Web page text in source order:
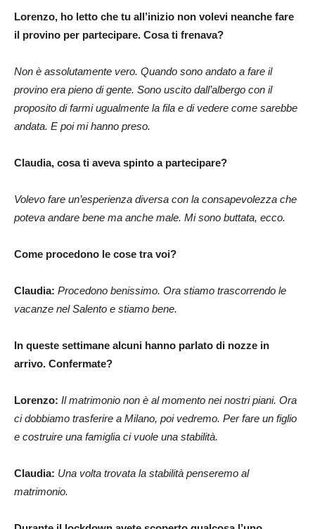
Lorenzo, ho letto che tu all’inizio non volevi neanche fare
il provino per partecipare. Cosa ti frenava?
Non è assolutamente vero. Quando sono andato a fare il
provino era pieno di gente. Sono uscito dall’albergo con il
proposito di farmi ugualmente la fila e di vedere come sarebbe
andata. E poi mi hanno preso.
Claudia, cosa ti aveva spinto a partecipare?
Volevo fare un’esperienza diversa con la consapevolezza che
poteva andare bene ma anche male. Mi sono buttata, ecco.
Come procedono le cose tra voi?
Claudia: Procedono benissimo. Ora stiamo trascorrendo le
vacanze nel Salento e stiamo bene.
In queste settimane alcuni hanno parlato di nozze in
arrivo. Confermate?
Lorenzo: Il matrimonio non è al momento nei nostri piani. Ora
ci dobbiamo trasferire a Milano, poi vedremo. Per fare un figlio
e costruire una famiglia ci vuole una stabilità.
Claudia: Una volta trovata la stabilità penseremo al
matrimonio.